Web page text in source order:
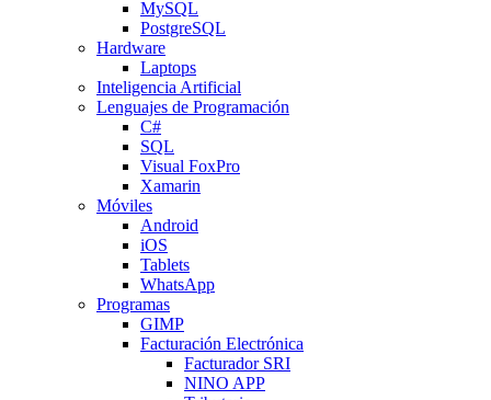
MySQL
PostgreSQL
Hardware
Laptops
Inteligencia Artificial
Lenguajes de Programación
C#
SQL
Visual FoxPro
Xamarin
Móviles
Android
iOS
Tablets
WhatsApp
Programas
GIMP
Facturación Electrónica
Facturador SRI
NINO APP